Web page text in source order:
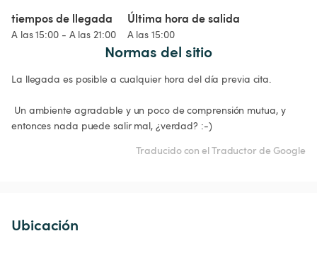
tiempos de llegada
A las 15:00 - A las 21:00
Última hora de salida
A las 15:00
Normas del sitio
La llegada es posible a cualquier hora del día previa cita.
entonces nada puede salir mal, ¿verdad? :-)
Traducido con el Traductor de Google
Ubicación